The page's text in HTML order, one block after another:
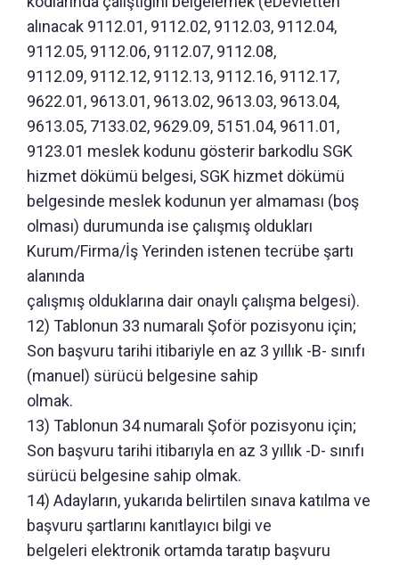
alınacak 9112.01, 9112.02, 9112.03, 9112.04,
9112.05, 9112.06, 9112.07, 9112.08,
9112.09, 9112.12, 9112.13, 9112.16, 9112.17,
9622.01, 9613.01, 9613.02, 9613.03, 9613.04,
9613.05, 7133.02, 9629.09, 5151.04, 9611.01,
9123.01 meslek kodunu gösterir barkodlu SGK
hizmet dökümü belgesi, SGK hizmet dökümü
belgesinde meslek kodunun yer almaması (boş
olması) durumunda ise çalışmış oldukları
Kurum/Firma/İş Yerinden istenen tecrübe şartı
alanında
çalışmış olduklarına dair onaylı çalışma belgesi).
12) Tablonun 33 numaralı Şoför pozisyonu için;
Son başvuru tarihi itibariyle en az 3 yıllık -B- sınıfı
(manuel) sürücü belgesine sahip
olmak.
13) Tablonun 34 numaralı Şoför pozisyonu için;
Son başvuru tarihi itibarıyla en az 3 yıllık -D- sınıfı
sürücü belgesine sahip olmak.
14) Adayların, yukarıda belirtilen sınava katılma ve
başvuru şartlarını kanıtlayıcı bilgi ve
belgeleri elektronik ortamda taratıp başvuru